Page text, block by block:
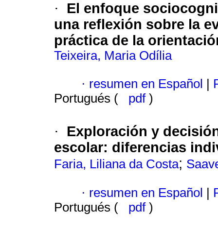
·
El enfoque
una reflexión sobre la
práctica de la
Teixeira, Maria Odília
· resumen en Español
Portugués (
pdf )
·
Exploración y
escolar: diferencias
Faria, Liliana da Costa;
· resumen en Español
Portugués (
pdf )